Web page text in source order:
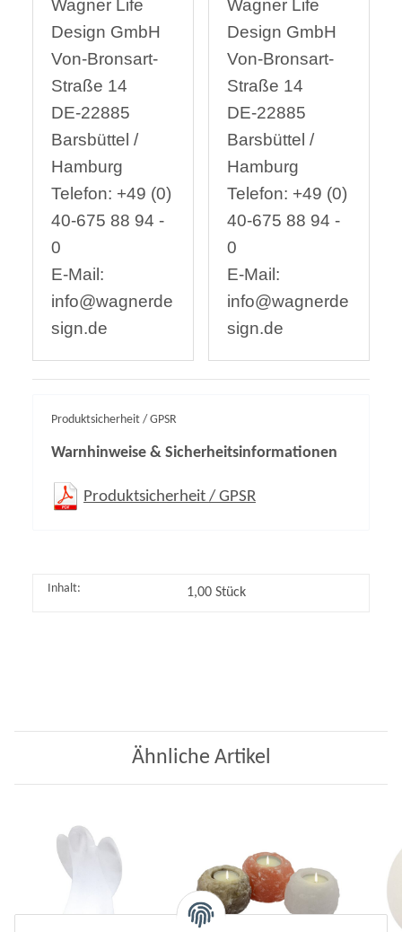
Wagner Life
Design GmbH
Von-Bronsart-
Straße 14
DE-22885
Barsbüttel /
Hamburg
Telefon: +49 (0)
40-675 88 94 -
0
E-Mail:
info@wagnerde
sign.de
Wagner Life
Design GmbH
Von-Bronsart-
Straße 14
DE-22885
Barsbüttel /
Hamburg
Telefon: +49 (0)
40-675 88 94 -
0
E-Mail:
info@wagnerde
sign.de
Produktsicherheit / GPSR
Warnhinweise & Sicherheitsinformationen
Produktsicherheit / GPSR
Inhalt: 1,00 Stück
Ähnliche Artikel